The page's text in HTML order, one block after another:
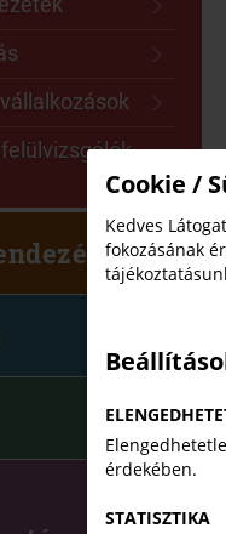
Cookie /
Kedves
fokozásának
érdekében.
STATISZTIKA